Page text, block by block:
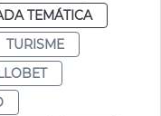
TEMÁTICA
TURISME